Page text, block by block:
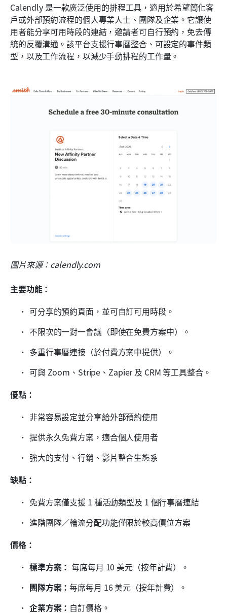
Calendly 是一款廣泛使用的排程工具，適用於希望簡化客
戶或外部預約流程的個人專業人士、團隊及企業。它讓使
用者能分享可用時段的連結，邀請者可自行預約，免去傳
統的反覆溝通。該平台支援行事曆整合、可設定的事件類
型，以及工作流程，以減少手動排程的工作量。
圖片來源：calendly.com
主要功能：
可分享的預約頁面，並可自訂可用時段。
不限次的一對一會議（即使在免費方案中）。
多重行事曆連接（於付費方案中提供）。
可與 Zoom、Stripe、Zapier 及 CRM 等工具整合。
優點：
非常容易設定並分享給外部預約使用
提供永久免費方案，適合個人使用者
強大的支付、行銷、影片整合生態系
缺點：
免費方案僅支援 1 種活動類型及 1 個行事曆連結
進階團隊／輪流分配功能僅限於較高價位方案
價格：
標準方案： 每席每月 10 美元（按年計費）。
團隊方案：每席每月 16 美元（按年計費）。
企業方案： 自訂價格。